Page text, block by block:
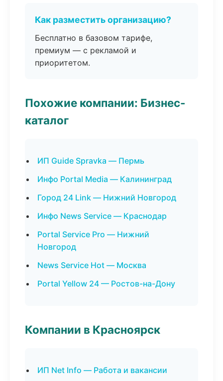
Как разместить организацию?
Бесплатно в базовом тарифе,
премиум — с рекламой и
приоритетом.
Похожие компании: Бизнес-
каталог
ИП Guide Spravka — Пермь
Инфо Portal Media — Калининград
Город 24 Link — Нижний Новгород
Инфо News Service — Краснодар
Portal Service Pro — Нижний
Новгород
News Service Hot — Москва
Portal Yellow 24 — Ростов-на-Дону
Компании в Красноярск
ИП Net Info — Работа и вакансии